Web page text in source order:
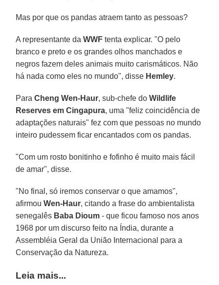
Mas por que os pandas atraem tanto as pessoas?
A representante daWWF tenta explicar. "O pelo
branco e preto e os grandes olhos manchados e
negros fazem deles animais muito carismáticos. Não
há nada como eles no mundo", disse Hemley.
ParaCheng Wen-Haur, sub-chefe doWildlife
Reserves em Cingapura, uma "feliz coincidência de
adaptações naturais" fez com que pessoas no mundo
inteiro pudessem ficar encantados com os pandas.
"Com um rosto bonitinho e fofinho é muito mais fácil
de amar", disse.
"No final, só iremos conservar o que amamos",
afirmouWen-Haur, citando a frase do ambientalista
senegalês Baba Dioum - que ficou famoso nos anos
1968 por um discurso feito na Índia, durante a
Assembléia Geral da União Internacional para a
Conservação da Natureza.
Leia mais...